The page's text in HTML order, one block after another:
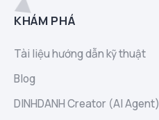
KHÁM PHÁ
Tài liệu hướng dẫn kỹ thuật
Blog
DINHDANH Creator (AI Agent)